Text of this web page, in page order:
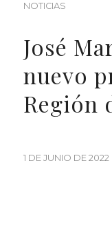
NOTICIAS
José
nuevo
Región
1 DE JUNIO DE 2022